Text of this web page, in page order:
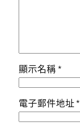
顯示名稱*
電子郵件地址*